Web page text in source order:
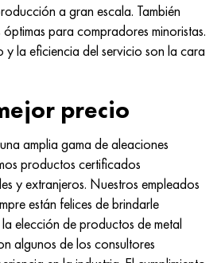
a gran escala. También
para compradores minoristas.
y la eficiencia del servicio son la cara
precio
amplia gama de aleaciones
productos certificados
y extranjeros. Nuestros empleados
están felices de brindarle
elección de productos de metal
algunos de los consultores